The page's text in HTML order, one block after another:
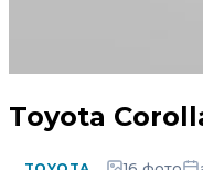
Toyota